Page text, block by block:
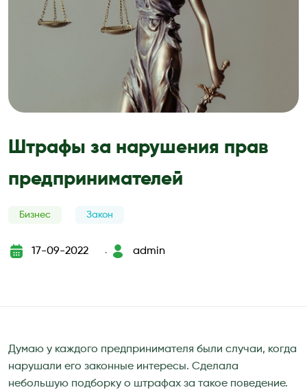
Штрафы за нарушения прав
предпринимателей
Бизнес Закон
17-09-2022
`
admin
Думаю у каждого предпринимателя были случаи, когда
нарушали его законные интересы. Сделала
небольшую подборку о штрафах за такое поведение.